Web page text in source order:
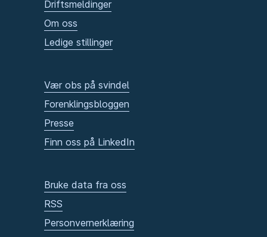
Driftsmeldinger
Om oss
Ledige stillinger
Vær obs på svindel
Forenklingsbloggen
Presse
Finn oss på LinkedIn
Bruke data fra oss
RSS
Personvernerklæring